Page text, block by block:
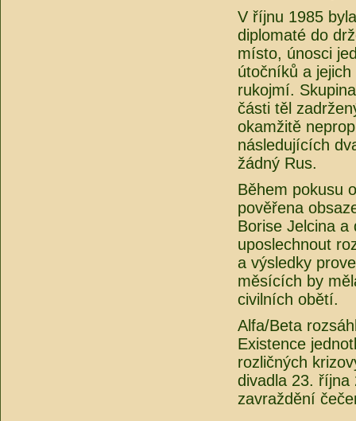
V říjnu 1985
diplomaté do
místo, únosci
útočníků a
rukojmí.
části těl
okamžitě
následujících
žádný Rus.
Během pokusu
pověřena
Borise Jelcina
uposlechnout
a výsledky
měsících by
civilních obětí.
Alfa/Beta
Existence
rozličných
divadla 23. října
zavraždění